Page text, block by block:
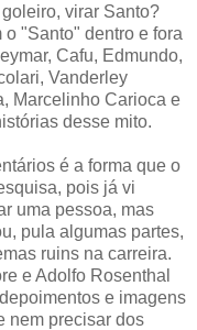
virar Santo?
"Santo" dentro e fora
Cafu, Edmundo,
Vanderley
Marcelinho Carioca e
desse mito.
é a forma que o
pois já vi
uma pessoa, mas
pula algumas partes,
ruins na carreira.
e Adolfo Rosenthal
e imagens
nem precisar dos